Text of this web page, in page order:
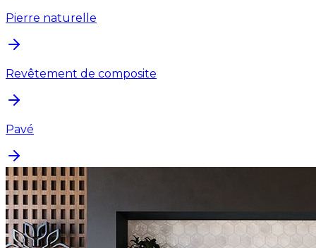
Pierre naturelle
Revêtement de composite
Pavé